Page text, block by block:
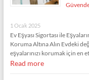
1 Ocak 2025
Ev Eşyası Sigortası ile
Koruma Altına Alın Evdeki
eşyalarınızı korumak için en
Read more